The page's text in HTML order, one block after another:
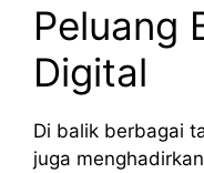
Peluang
Digital
Di balik berbagai
juga